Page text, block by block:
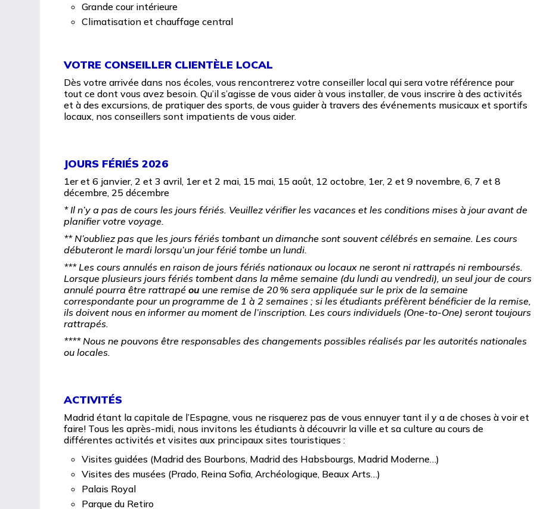
Grande cour intérieure
Climatisation et chauffage central
VOTRE CONSEILLER CLIENTÈLE LOCAL
Dès votre arrivée dans nos écoles, vous rencontrerez votre conseiller local qui sera votre référence pour
tout ce dont vous avez besoin. Qu’il s’agisse de vous aider à vous installer, de vous inscrire à des activités
et à des excursions, de pratiquer des sports, de vous guider à travers des événements musicaux et sportifs
locaux, nos conseillers sont impatients de vous aider.
JOURS FÉRIÉS 2026
1er et 6 janvier, 2 et 3 avril, 1er et 2 mai, 15 mai, 15 août, 12 octobre, 1er, 2 et 9 novembre, 6, 7 et 8
décembre, 25 décembre
* Il n’y a pas de cours les jours fériés. Veuillez vérifier les vacances et les conditions mises à jour avant de
planifier votre voyage.
** N’oubliez pas que les jours fériés tombant un dimanche sont souvent célébrés en semaine. Les cours
débuteront le mardi lorsqu’un jour férié tombe un lundi.
*** Les cours annulés en raison de jours fériés nationaux ou locaux ne seront ni rattrapés ni remboursés.
Lorsque plusieurs jours fériés tombent dans la même semaine (du lundi au vendredi), un seul jour de cours
annulé pourra être rattrapéou une remise de 20% sera appliquée sur le prix de la semaine
correspondante pour un programme de 1à 2 semaines ; si lesétudiants préfèrent bénéficier de la remise,
ils doivent nous en informer au moment de l’inscription. Les cours individuels (One-to-One) seront toujours
rattrapés.
**** Nous ne pouvons être responsables des changements possibles réalisés par les autorités nationales
ou locales.
ACTIVITÉS
Madrid étant la capitale de l’Espagne, vous ne risquerez pas de vous ennuyer tant il y a de choses à voir et
faire! Tous les après-midi, nous invitons les étudiants à découvrir la ville et sa culture au cours de
différentes activités et visites aux principaux sites touristiques :
Visites guidées (Madrid des Bourbons, Madrid des Habsbourgs, Madrid Moderne…)
Visites des musées (Prado, Reina Sofia, Archéologique, Beaux Arts…)
Palais Royal
Parque du Retiro